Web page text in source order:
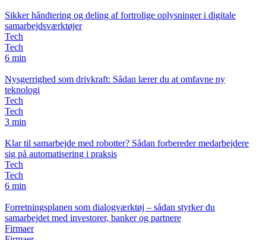
Sikker håndtering og deling af fortrolige oplysninger i digitale
samarbejdsværktøjer
Tech
Tech
6 min
Nysgerrighed som drivkraft: Sådan lærer du at omfavne ny
teknologi
Tech
Tech
3 min
Klar til samarbejde med robotter? Sådan forbereder medarbejdere
sig på automatisering i praksis
Tech
Tech
6 min
Forretningsplanen som dialogværktøj – sådan styrker du
samarbejdet med investorer, banker og partnere
Firmaer